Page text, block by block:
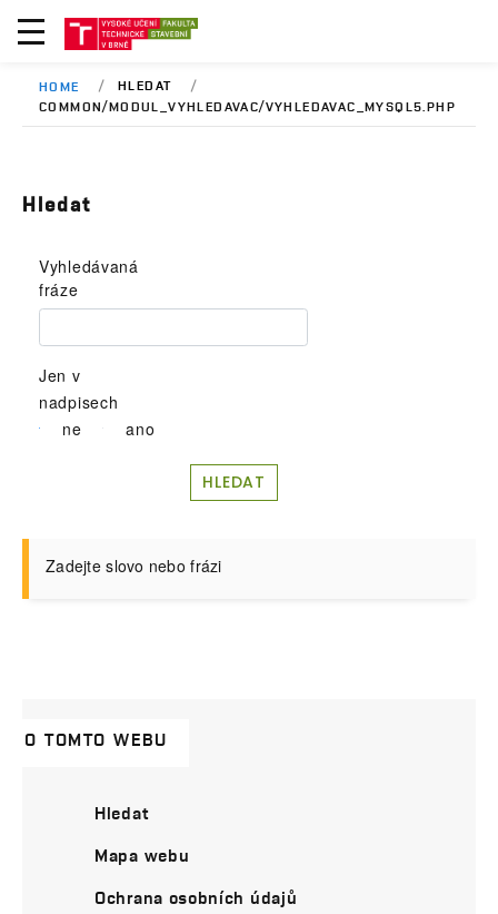
HOME
HLEDAT
COMMON/MODUL_VYHLEDAVAC/VYHLEDAVAC_MYSQL5.PHP
Hledat
Vyhledávaná
fráze
Jen v
nadpisech
ne
ano
HLEDAT
Zadejte slovo nebo frázi
O TOMTO WEBU
Hledat
Mapa webu
Ochrana osobních údajů